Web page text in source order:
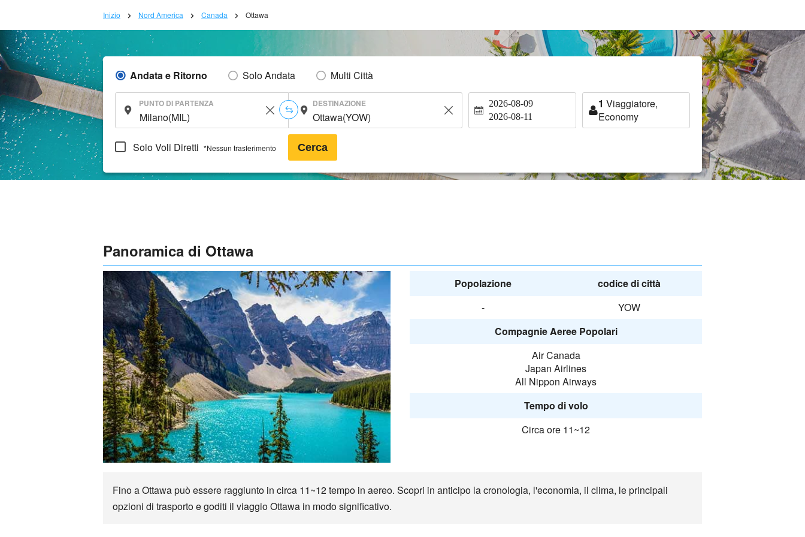
Inizio Nord America Canada Ottawa
Andata e Ritorno Solo Andata Multi Città
PUNTO DI PARTENZA DESTINAZIONE 2026-08-09
2026-08-11
1 Viaggiatore,
Economy
Solo Voli Diretti *Nessun trasferimento Cerca
Panoramica di Ottawa
Popolazione
codice di città
-
YOW
Compagnie Aeree Popolari
Air Canada
Japan Airlines
All Nippon Airways
Tempo di volo
Circa ore 11~12
Fino a Ottawa può essere raggiunto in circa 11~12 tempo in aereo. Scopri in anticipo la cronologia, l'economia, il clima, le principali
opzioni di trasporto e goditi il viaggio Ottawa in modo significativo.